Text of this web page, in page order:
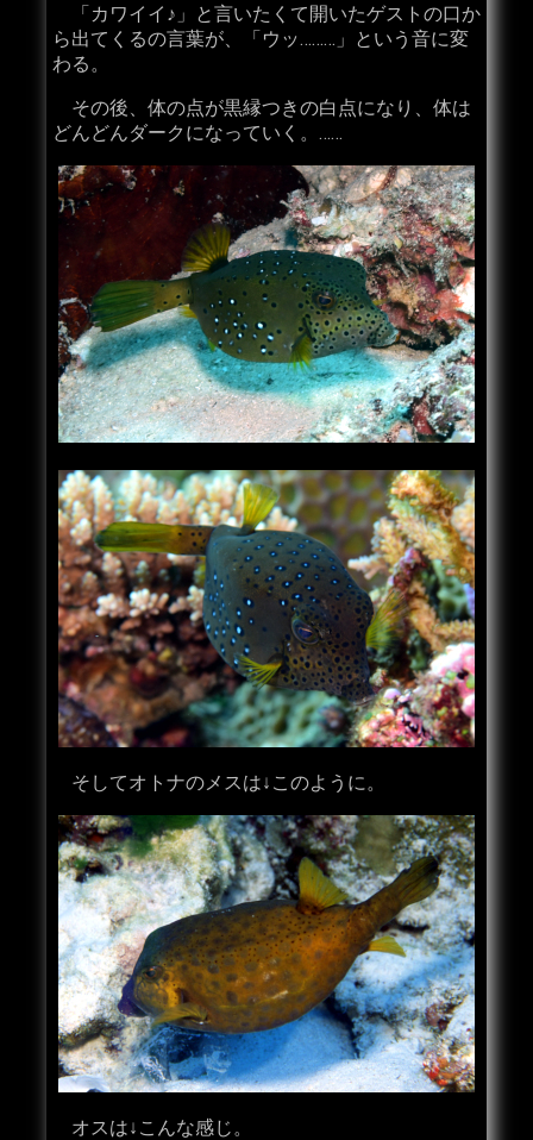
「カワイイ♪」と言いたくて開いたゲストの口か
ら出てくるの言葉が、「ウッ………」という音に変
わる。
その後、体の点が黒縁つきの白点になり、体は
どんどんダークになっていく。……
そしてオトナのメスは↓このように。
オスは↓こんな感じ。